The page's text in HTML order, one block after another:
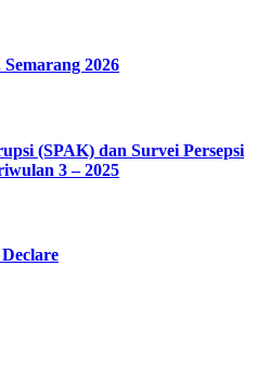
2026
(SPAK) dan Survei Persepsi
3 – 2025